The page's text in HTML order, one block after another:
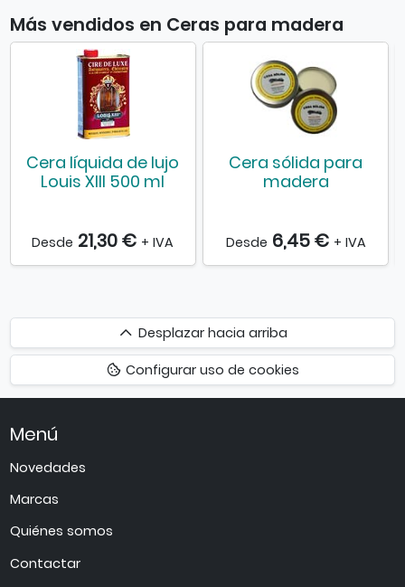
Más vendidos en Ceras para madera
Cera líquida de lujo
Louis XIII 500 ml
Desde 21,30 € + IVA
Cera sólida para
madera
Desde 6,45 € + IVA
Desplazar
hacia
arriba
Desplazar hacia arriba
Configurar uso de cookies
Menú
Novedades
Marcas
Quiénes somos
Contactar